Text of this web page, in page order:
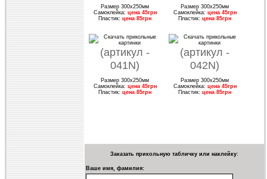
Размер 300х250мм
Самоклейка: цена 45грн
Пластик:цена 85грн
Размер 300х250мм
Самоклейка: цена 45грн
Пластик:цена 85грн
(артикул -
041N)
Размер 300х250мм
Самоклейка: цена 45грн
Пластик:цена 85грн
(артикул -
042N)
Размер 300х250мм
Самоклейка: цена 45грн
Пластик:цена 85грн
Заказать прикольную табличку или наклейку:
Ваше имя, фамилия: